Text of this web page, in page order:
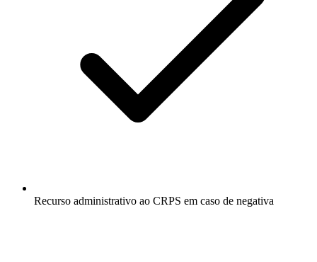
Recurso administrativo ao CRPS em caso de negativa